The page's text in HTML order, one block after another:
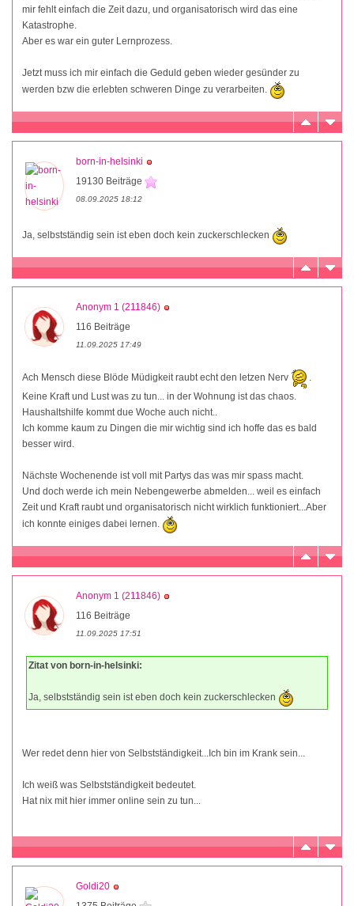
mir fehlt einfach die Zeit dazu, und organisatorisch wird das eine
Katastrophe.
Aber es war ein guter Lernprozess.
Jetzt muss ich mir einfach die Geduld geben wieder gesünder zu
werden bzw die erlebten schweren Dinge zu verarbeiten.
born-in-helsinki
19130 Beiträge
08.09.2025 18:12
Ja, selbstständig sein ist eben doch kein zuckerschlecken
Anonym 1 (211846)
116 Beiträge
11.09.2025 17:49
Ach Mensch diese Blöde Müdigkeit raubt echt den letzen Nerv
.
Keine Kraft und Lust was zu tun... in der Wohnung ist das chaos.
Haushaltshilfe kommt due Woche auch nicht..
Ich komme kaum zu Dingen die mir wichtig sind ich hoffe das es bald
besser wird.
Nächste Wochenende ist voll mit Partys das was mir spass macht.
Und doch werde ich mein Nebengewerbe abmelden... weil es einfach
Zeit und Kraft raubt und organisatorisch nicht wirklich funktioniert...Aber
ich konnte einiges dabei lernen.
Anonym 1 (211846)
116 Beiträge
11.09.2025 17:51
Zitat von born-in-helsinki:
Ja, selbstständig sein ist eben doch kein zuckerschlecken
Wer redet denn hier von Selbstständigkeit...Ich bin im Krank sein...
Ich weiß was Selbstständigkeit bedeutet.
Hat nix mit hier immer online sein zu tun...
Goldi20